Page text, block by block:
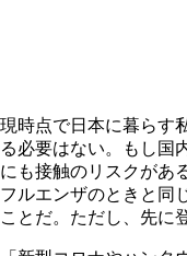
現時点で日本に暮らす
る必要はない。もし国
にも接触のリスクがあ
フルエンザのときと同
ことだ。ただし、先に